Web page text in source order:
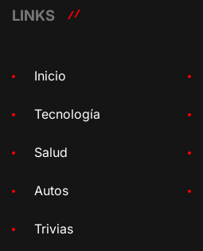
LINKS
Inicio
Tecnología
Salud
Autos
Trivias